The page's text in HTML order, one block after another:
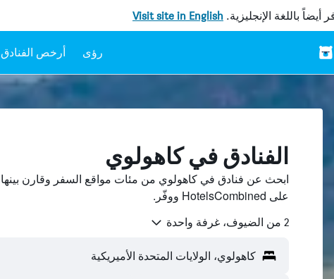
أيضاً باللغة الإنجليزية. Visit site in English
رؤى أرخص الفنادق
الفنادق في كاهولوي
ابحث عن فنادق في كاهولوي من مئات مواقع السفر وقارن بينها
على HotelsCombined ووفّر.
2 من الضيوف، غرفة واحدة
كاهولوي، الولايات المتحدة الأميريكية